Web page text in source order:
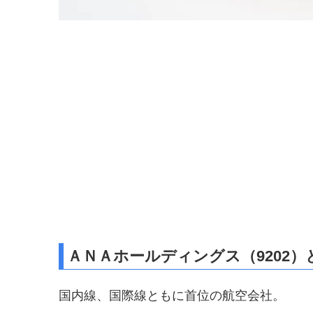
ＡＮＡホールディングス（9202）
国内線、国際線ともに首位の航空会社。